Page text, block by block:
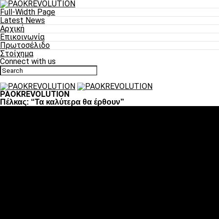
Full-Width Page
Latest News
Αρχική
Επικοινωνία
Πρωτοσέλιδο
Στοίχημα
Connect with us
PAOKREVOLUTION
Πέλκας: “Τα καλύτερα θα έρθουν”